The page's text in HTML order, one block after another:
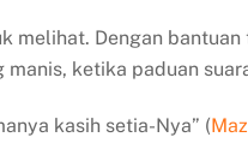
Dengan
ketika paduan
kasih setia-Nya” (